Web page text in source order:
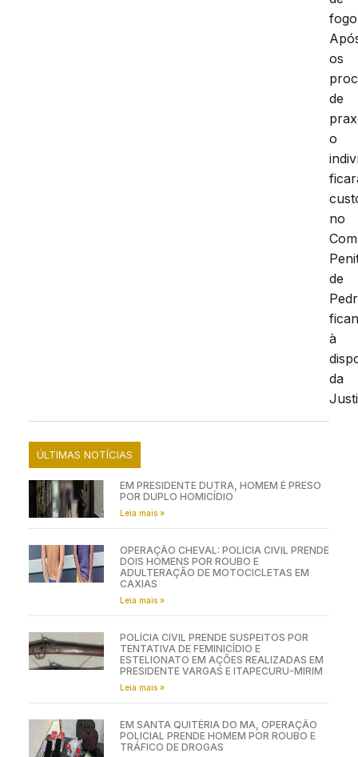
os
de
o
no
de
à
da
ÚLTIMAS NOTÍCIAS
EM PRESIDENTE DUTRA, HOMEM É PRESO
POR DUPLO HOMICÍDIO
Leia mais »
OPERAÇÃO CHEVAL: POLÍCIA CIVIL PRENDE
DOIS HOMENS POR ROUBO E
ADULTERAÇÃO DE MOTOCICLETAS EM
CAXIAS
Leia mais »
POLÍCIA CIVIL PRENDE SUSPEITOS POR
TENTATIVA DE FEMINICÍDIO E
ESTELIONATO EM AÇÕES REALIZADAS EM
PRESIDENTE VARGAS E ITAPECURU-MIRIM
Leia mais »
EM SANTA QUITÉRIA DO MA, OPERAÇÃO
POLICIAL PRENDE HOMEM POR ROUBO E
TRÁFICO DE DROGAS